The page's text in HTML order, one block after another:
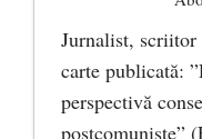
Jurnalist, scriitor
carte publicată:
perspectivă
postcomuniste”